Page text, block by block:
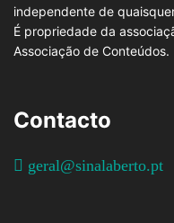
independente de
É propriedade da
Associação de Conteúdos.
Contacto
geral@sinalaberto.pt